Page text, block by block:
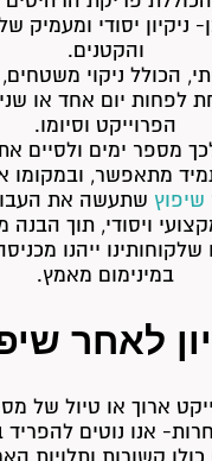
יסודי ומעמיק
והקטנים.
הכולל ניקוי
לפחות יום אחד או
הפרוייקט וסיומו.
מספר ימים ולסיים
מתאפשר,
שיפוץ שתעשה את
ויסודי, תוך
שלקוחותינו ייהנו
במינימום מאמץ.
לאחר
ארוך או טיול של
אנו נוטים להפריד